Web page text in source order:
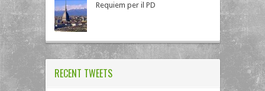
Requiem per il PD
RECENT TWEETS